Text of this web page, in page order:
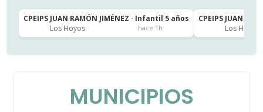
CPEIPS JUAN RAMÓN JIMÉNEZ · Infantil 5 años
Los Hoyos
hace 1h
CPEIPS JUAN
Los Hoyos
MUNICIPIOS